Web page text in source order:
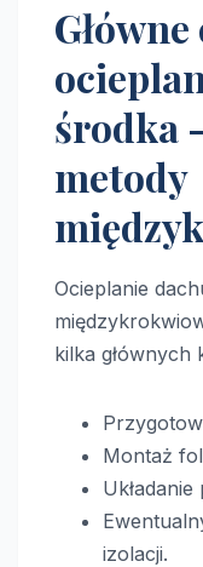
środka
metody
Ocieplanie
kilka głównych
Montaż
izolacji.